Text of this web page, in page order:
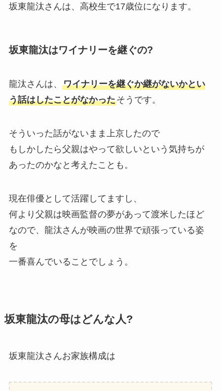
坂東龍汰さんは、高校生で17歳位になります。
坂東龍汰はワイナリーを継ぐの?
龍汰さんは、 ワイナリーを継ぐか継がないかとい
う話はしたことがなかったそうです。
そういった話がないまま上京したので
もしかしたら父親はやって欲しいという気持ちが
あったのかなと考えたことも。
現在俳優として活躍してますし、
何より父親は映画監督の夢があって渡米したほど
なので、龍汰さんが映画の世界で頑張っている姿
を
一番喜んでいることでしょう。
坂東龍汰の母はどんな人?
坂東龍汰さんお家族構成は